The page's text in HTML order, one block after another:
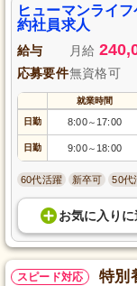
ヒューマンライ
約社員求人
給与 月給
応募要件無資格可
就業時間
日勤 8:00～ 17:00
日勤 9:00～ 18:00
60代活躍 新卒可 50代
お気に入り に
スピード対応
特別